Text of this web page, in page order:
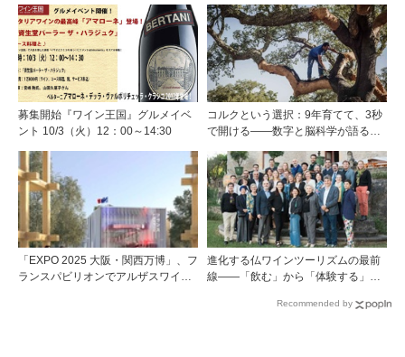
大人気店「資生堂パーラー ザ・ハラ
ジュク」のコース料理と♪
～
募集開始『ワイン王国』グルメイベ
ント 10/3（火）12：00～14:30
コルクという選択：9年育てて、3秒
で開ける——数字と脳科学が語る栓
「EXPO 2025 大阪・関西万博」、フ
ランスパビリオンでアルザスワイン
進化する仏ワインツーリズムの最前
線――「飲む」から「体験する」プ
フランスのドメーヌグループ組織が
Recommended by